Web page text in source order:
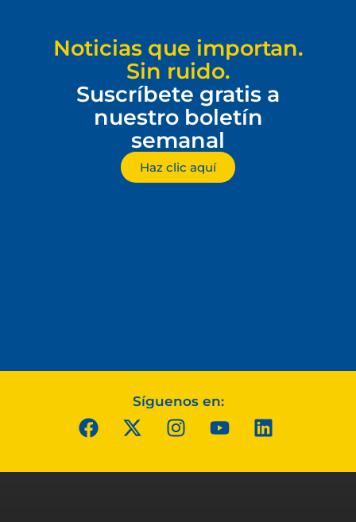
Noticias que importan.
Sin ruido.
Suscríbete gratis a
nuestro boletín
semanal
Haz clic aquí
Síguenos en: